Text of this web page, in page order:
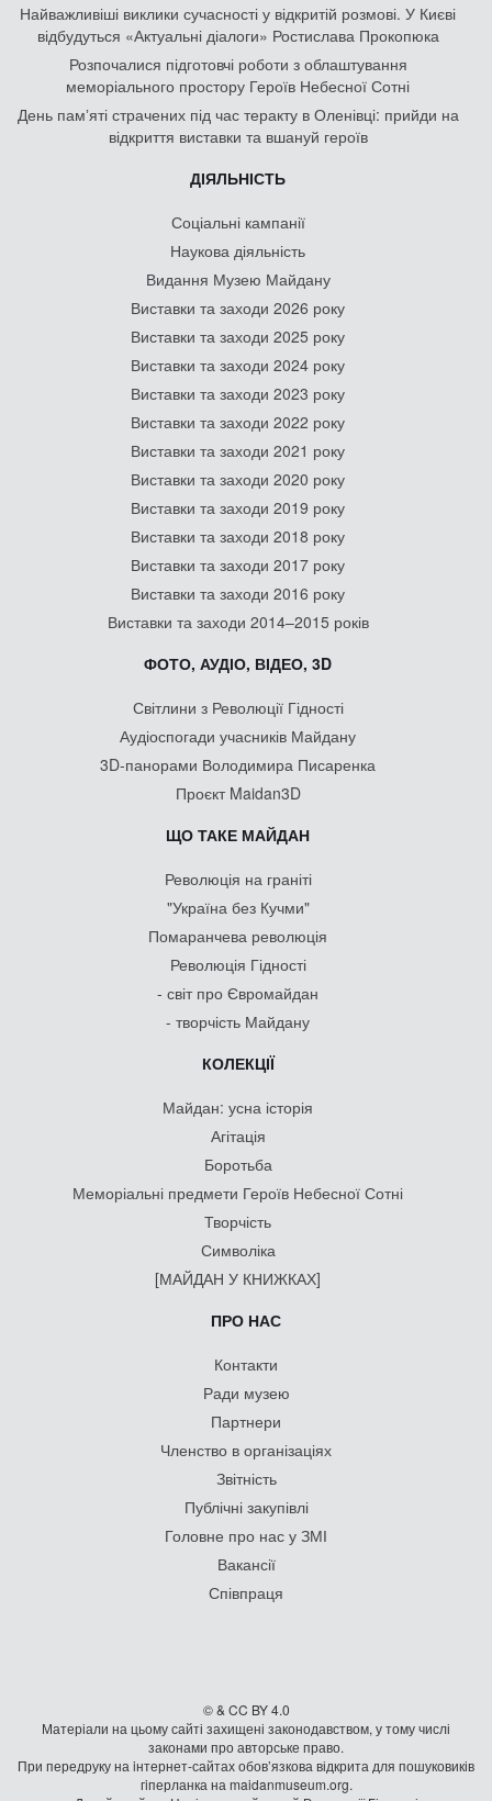
Найважливіші виклики сучасності у відкритій розмові. У Києві
відбудуться «Актуальні діалоги» Ростислава Прокопюка
Розпочалися підготовчі роботи з облаштування
меморіального простору Героїв Небесної Сотні
День памʼяті страчених під час теракту в Оленівці: прийди на
відкриття виставки та вшануй героїв
ДІЯЛЬНІСТЬ
Соціальні кампанії
Наукова діяльність
Видання Музею Майдану
Виставки та заходи 2026 року
Виставки та заходи 2025 року
Виставки та заходи 2024 року
Виставки та заходи 2023 року
Виставки та заходи 2022 року
Виставки та заходи 2021 року
Виставки та заходи 2020 року
Виставки та заходи 2019 року
Виставки та заходи 2018 року
Виставки та заходи 2017 року
Виставки та заходи 2016 року
Виставки та заходи 2014–2015 років
ФОТО, АУДІО, ВІДЕО, 3D
Світлини з Революції Гідності
Аудіоспогади учасників Майдану
3D-панорами Володимира Писаренка
Проєкт Maidan3D
ЩО ТАКЕ МАЙДАН
Революція на граніті
"Україна без Кучми"
Помаранчева революція
Революція Гідності
- світ про Євромайдан
- творчість Майдану
КОЛЕКЦІЇ
Майдан: усна історія
Агітація
Боротьба
Меморіальні предмети Героїв Небесної Сотні
Творчість
Символіка
[МАЙДАН У КНИЖКАХ]
ПРО НАС
Контакти
Ради музею
Партнери
Членство в організаціях
Звітність
Публічні закупівлі
Головне про нас у ЗМІ
Вакансії
Співпраця
© & CC BY 4.0
Матеріали на цьому сайті захищені законодавством, у тому числі
законами про авторське право.
При передруку на iнтернет-сайтах обов’язкова відкрита для пошуковиків
гiперланка на maidanmuseum.org.